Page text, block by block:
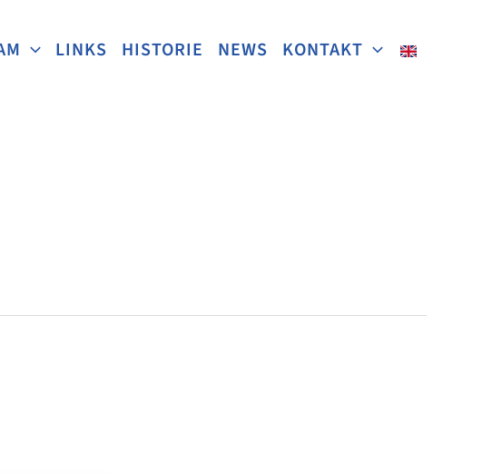
LINKS HISTORIE NEWS KONTAKT